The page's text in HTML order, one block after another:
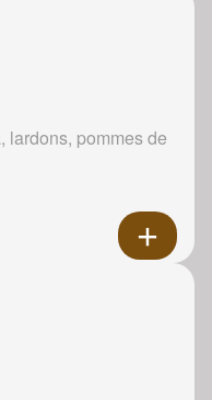
lardons, pommes de